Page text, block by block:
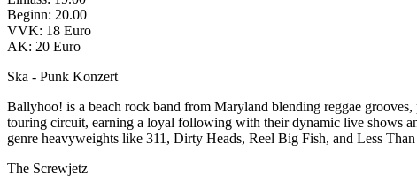
Beginn: 20.00
VVK: 18 Euro
AK: 20 Euro
Ska - Punk Konzert
Ballyhoo! is a beach rock band from Maryland blending reggae
touring circuit, earning a loyal following with their dynamic live shows
genre heavyweights like 311, Dirty Heads, Reel Big Fish, and Less
The Screwjetz